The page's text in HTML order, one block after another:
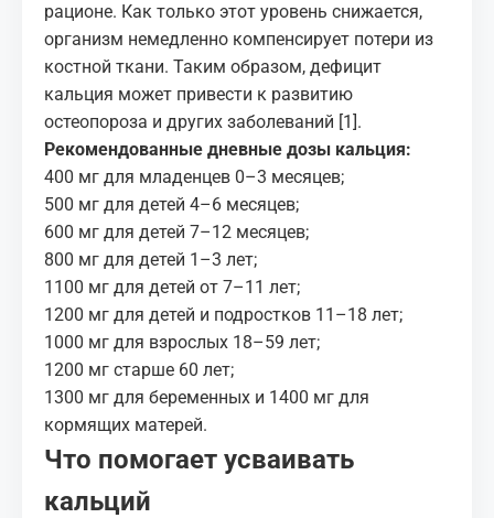
рационе. Как только этот уровень снижается,
организм немедленно компенсирует потери из
костной ткани. Таким образом, дефицит
кальция может привести к развитию
остеопороза и других заболеваний [1].
Рекомендованные дневные дозы кальция:
400 мг для младенцев 0–3 месяцев;
500 мг для детей 4–6 месяцев;
600 мг для детей 7–12 месяцев;
800 мг для детей 1–3 лет;
1100 мг для детей от 7–11 лет;
1200 мг для детей и подростков 11–18 лет;
1000 мг для взрослых 18–59 лет;
1200 мг старше 60 лет;
1300 мг для беременных и 1400 мг для
кормящих матерей.
Что помогает усваивать
кальций